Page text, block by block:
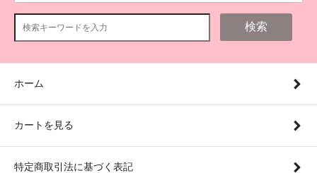
検索
ホーム
カートを見る
特定商取引法に基づく表記